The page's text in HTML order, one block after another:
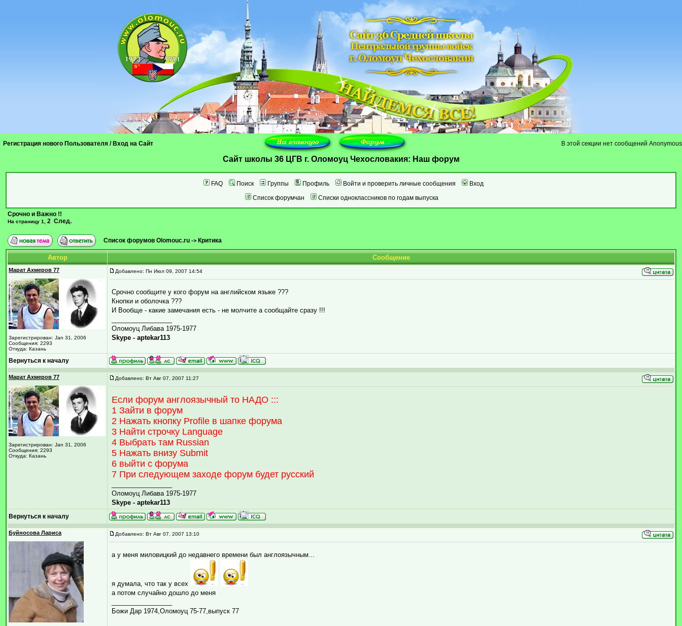
Регистрация нового Пользователя / Вход на Сайт В этой секции нет сообщений Anonymous
Cайт школы 36 ЦГВ г. Оломоуц Чехословакия: Наш форум
FAQ Поиск Группы Профиль Войти и проверить личные сообщения
Вход
Список форумчан
Списки одноклассников по годам выпуска
Срочно и Важно !!
На страницу 1 2 След.
Список форумов Olomouc.ru -> Критика
Автор Сообщение
Марат Ахмеров 77
Зарегистрирован: Jan 31, 2006
Сообщения: 2293
Откуда: Казань
Добавлено: Пн Июл 09, 2007 14:54
Срочно сообщите у кого форум на английском языке ???
Кнопки и оболочка ???
И Вообще - какие замечания есть - не молчите а сообщайте сразу !!!
Оломоуц Либава 1975-1977
Skype - aptekar113
Вернуться к началу
Марат Ахмеров 77
Зарегистрирован: Jan 31, 2006
Сообщения: 2293
Откуда: Казань
Добавлено: Вт Авг 07, 2007 11:27
Если форум англоязычный то НАДО :::
1 Зайти в форум
2 Нажать кнопку Profile в шапке форума
3 Найти строчку Language
4 Выбрать там Russian
5 Нажать внизу Submit
6 выйти с форума
7 При следующем заходе форум будет русский
Оломоуц Либава 1975-1977
Skype - aptekar113
Вернуться к началу
Буйносова Лариса Добавлено: Вт Авг 07, 2007 13:10
а у меня миловицкий до недавнего времени был англоязычным...
я думала, что так у всех
а потом случайно дошло до меня
Божи Дар 1974,Оломоуц 75-77,выпуск 77